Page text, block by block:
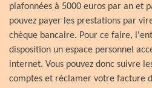
plafonnées à 5000 euros par an et
pouvez payer les prestations par
chèque bancaire. Pour ce faire,
disposition un espace personnel
internet. Vous pouvez donc suivre
comptes et réclamer votre facture